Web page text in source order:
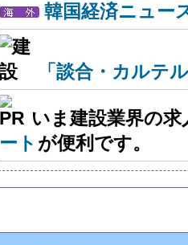
韓国経済ニュー
「談合・カルテ
いま建設業界の
ート が便利です。